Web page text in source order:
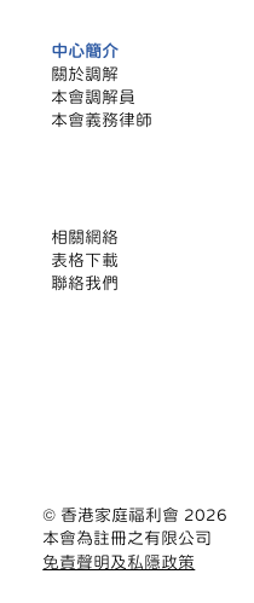
中心簡介
關於調解
本會調解員
本會義務律師
相關網絡
​表格下載
聯絡我們
© 香港家庭福利會 2026
本會為註冊之有限公司
免責聲明及私隱政策